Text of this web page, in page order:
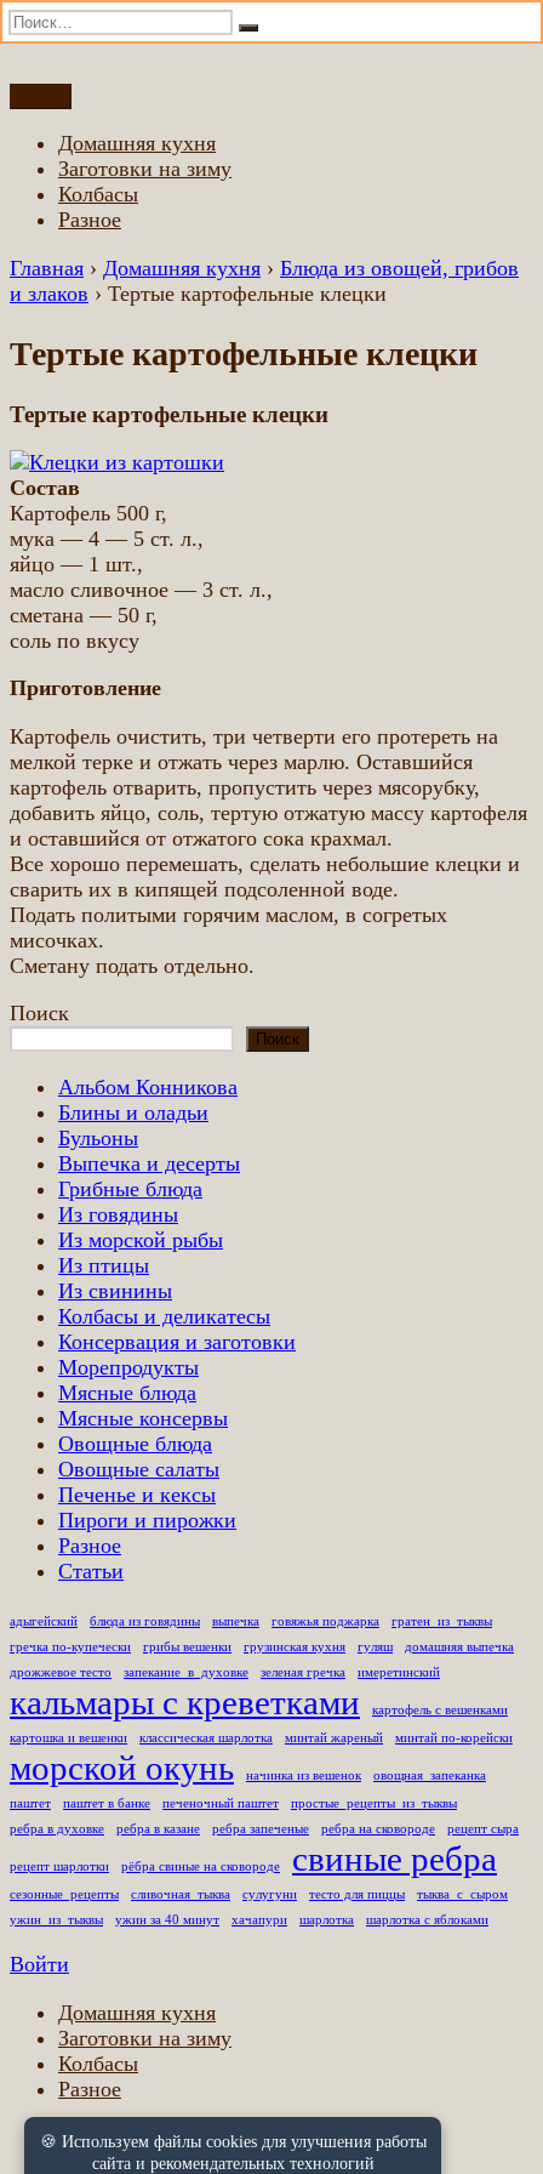
Искать:
Поиск
содержимому
Домашняя еда всем
Еда приготовленная по домашним рецептам
Домашняя кухня
Заготовки на зиму
Колбасы
Разное
Главная › Домашняя кухня › Блюда из овощей, грибов
и злаков › Тертые картофельные клецки
Тертые картофельные клецки
Тертые картофельные клецки
Состав
Картофель 500 г,
мука — 4 — 5 ст. л.,
яйцо — 1 шт.,
масло сливочное — 3 ст. л.,
сметана — 50 г,
соль по вкусу
Приготовление
Картофель очистить, три четверти его протереть на
мелкой терке и отжать через марлю. Оставшийся
картофель отварить, пропустить через мясорубку,
добавить яйцо, соль, тертую отжатую массу картофеля
и оставшийся от отжатого сока крахмал.
Все хорошо перемешать, сделать небольшие клецки и
сварить их в кипящей подсоленной воде.
Подать политыми горячим маслом, в согретых
мисочках.
Сметану подать отдельно.
Поиск
Поиск
Альбом Конникова
Блины и оладьи
Бульоны
Выпечка и десерты
Грибные блюда
Из говядины
Из морской рыбы
Из птицы
Из свинины
Колбасы и деликатесы
Консервация и заготовки
Морепродукты
Мясные блюда
Мясные консервы
Овощные блюда
Овощные салаты
Печенье и кексы
Пироги и пирожки
Разное
Статьи
адыгейский блюда из говядины выпечка говяжья поджарка
гратен_из_тыквы
гречка по-купечески
грибы вешенки грузинская кухня гуляш
домашняя выпечка
дрожжевое тесто
запекание_в_духовке зеленая гречка имеретинский
кальмары с креветками картофель с вешенками
картошка и вешенки классическая шарлотка минтай жареный минтай по-корейски
морской окунь начинка из вешенок овощная_запеканка
паштет паштет в банке печеночный паштет
простые_рецепты_из_тыквы
ребра в духовке
ребра в казане ребра запеченые ребра на сковороде рецепт сыра
рецепт шарлотки рёбра свиные на сковороде свиные ребра
сезонные_рецепты сливочная_тыква сулугуни тесто для пиццы
тыква_с_сыром
ужин_из_тыквы
ужин за 40 минут хачапури шарлотка шарлотка с яблоками
Войти
Домашняя кухня
Заготовки на зиму
Колбасы
Разное
Правовая информация
🍪 Используем файлы cookies для улучшения работы
сайта и рекомендательных технологий